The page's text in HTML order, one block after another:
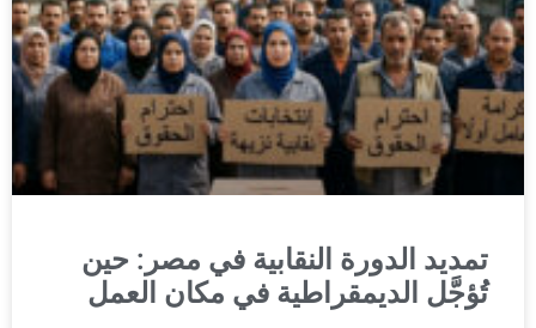
تمديد الدورة النقابية في مصر: حين
تُؤجَّل الديمقراطية في مكان العمل